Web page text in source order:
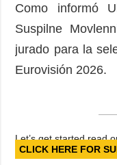
Como informó
Suspilne
jurado para la
Eurovisión 2026.
Let’s get started read
CLICK HERE FOR